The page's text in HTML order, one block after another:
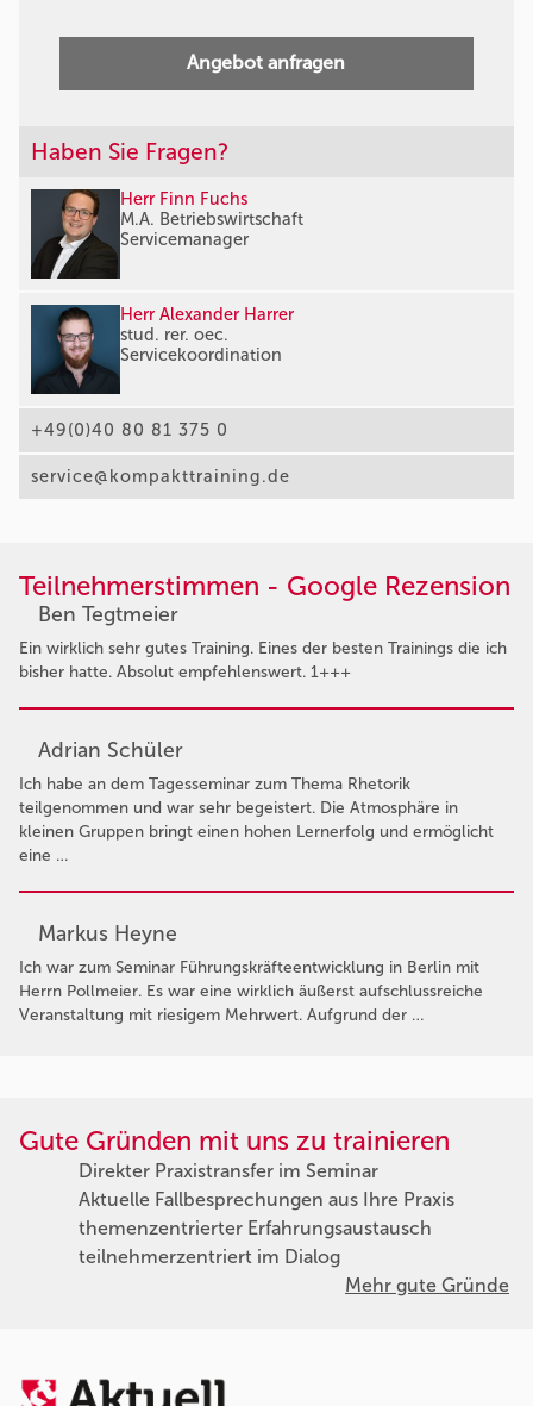
Angebot anfragen
Haben Sie Fragen?
Herr Finn Fuchs
M.A. Betriebswirtschaft
Servicemanager
Herr Alexander Harrer
stud. rer. oec.
Servicekoordination
+49(0)40 80 81 375 0
service@kompakttraining.de
Teilnehmerstimmen - Google Rezension
Ben Tegtmeier
Ein wirklich sehr gutes Training. Eines der besten Trainings die ich
bisher hatte. Absolut empfehlenswert. 1+++
Adrian Schüler
Ich habe an dem Tagesseminar zum Thema Rhetorik
teilgenommen und war sehr begeistert. Die Atmosphäre in
kleinen Gruppen bringt einen hohen Lernerfolg und ermöglicht
eine …
Markus Heyne
Ich war zum Seminar Führungskräfteentwicklung in Berlin mit
Herrn Pollmeier. Es war eine wirklich äußerst aufschlussreiche
Veranstaltung mit riesigem Mehrwert. Aufgrund der …
Gute Gründen mit uns zu trainieren
Direkter Praxistransfer im Seminar
Aktuelle Fallbesprechungen aus Ihre Praxis
themenzentrierter Erfahrungsaustausch
teilnehmerzentriert im Dialog
Mehr gute Gründe